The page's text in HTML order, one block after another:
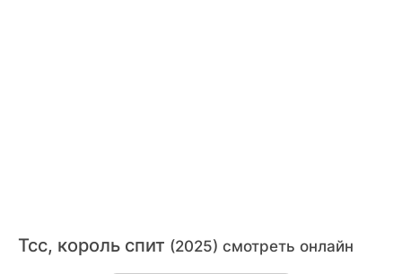
Тсс, король спит (2025) смотреть онлайн